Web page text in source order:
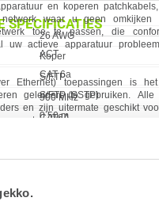
SPECIFICATIES
ACT
CAT 6a
S/FTP (SSTP)
0.50 m
Paars
26 AWG
Koper
S/FTP
500 MHz
CAT6A
RJ45 male x1
en koperen
netwerk waar u geen omkijken
toe te passen, die
uw actieve apparatuur
Ethernet) toepassingen is
geleiders te gebruiken. Alle
en zijn uitermate geschikt
wordt.
ECA